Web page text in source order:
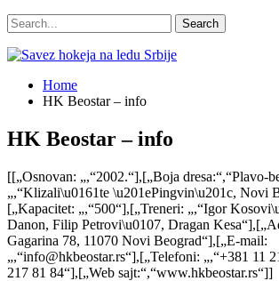
Home
HK Beostar – info
HK Beostar – info
[[„Osnovan: „,“2002.“],[„Boja dresa:“,“Plavo-
„,“Klizali\u0161te \u201ePingvin\u201c, Novi
[„Kapacitet: „,“500“],[„Treneri: „,“Igor
Danon, Filip Petrovi\u0107, Dragan
Gagarina 78, 11070 Novi Beograd“],[„E-mail:
„,“info@hkbeostar.rs“],[„Telefoni: „,“+381 11
217 81 84“],[„Web sajt:“,“www.hkbeostar.rs“]]